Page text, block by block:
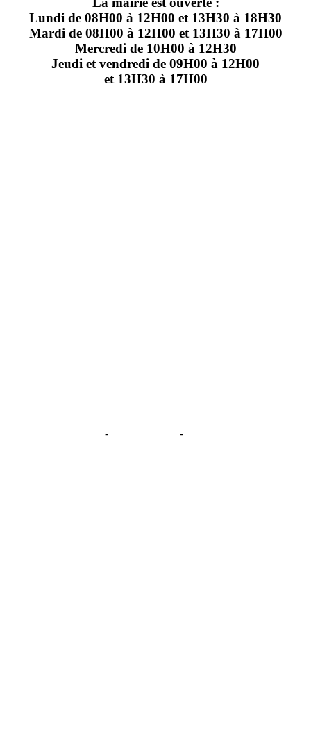
Lundi de 08H00 à 12H00 et 13H30 à 18H30
Mardi de 08H00 à 12H00 et 13H30 à 17H00
Mercredi de 10H00 à 12H30
Jeudi et vendredi de 09H00 à 12H00
et 13H30 à 17H00
- -